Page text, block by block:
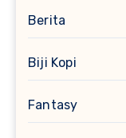
Berita
Biji Kopi
Fantasy